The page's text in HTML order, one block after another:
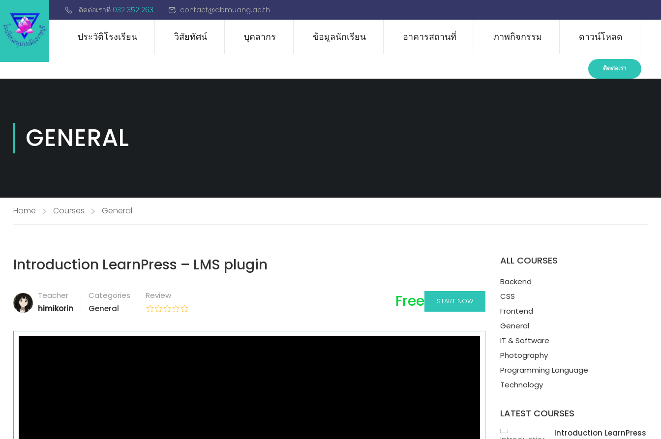
ติดต่อเราที่ 032 352 263 contact@abmuang.ac.th
ประวัติโรงเรียน วิสัยทัศน์ บุคลากร ข้อมูลนักเรียน อาคารสถานที่ ภาพกิจกรรม ดาวน์โหลด
ติดต่อเรา
GENERAL
Home Courses General
Introduction LearnPress – LMS plugin
Teacher
himikorin
Categories
General
Review Free START NOW
ALL COURSES
Backend
CSS
Frontend
General
IT & Software
Photography
Programming Language
Technology
LATEST COURSES
Introduction LearnPress